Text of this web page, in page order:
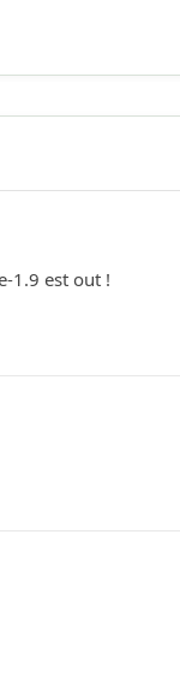
1.9 est out !